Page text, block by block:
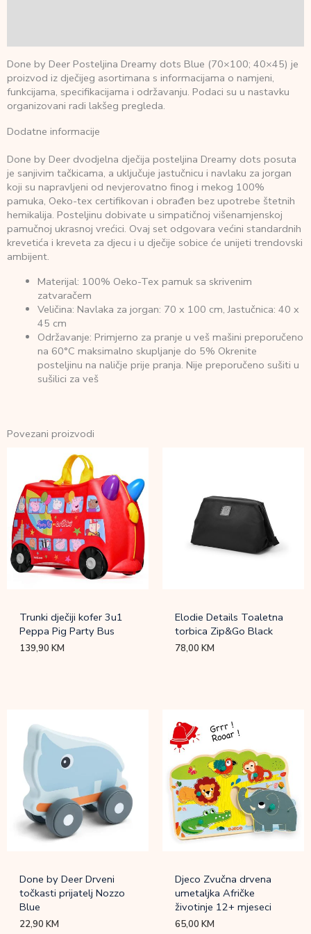
Done by Deer Posteljina Dreamy dots Blue (70×100; 40×45) je
proizvod iz dječijeg asortimana s informacijama o namjeni,
funkcijama, specifikacijama i održavanju. Podaci su u nastavku
organizovani radi lakšeg pregleda.
Dodatne informacije
Done by Deer dvodjelna dječija posteljina Dreamy dots posuta
je sanjivim tačkicama, a uključuje jastučnicu i navlaku za jorgan
koji su napravljeni od nevjerovatno finog i mekog 100%
pamuka, Oeko-tex certifikovan i obrađen bez upotrebe štetnih
hemikalija. Posteljinu dobivate u simpatičnoj višenamjenskoj
pamučnoj ukrasnoj vrećici. Ovaj set odgovara većini standardnih
krevetića i kreveta za djecu i u dječije sobice će unijeti trendovski
ambijent.
Materijal: 100% Oeko-Tex pamuk sa skrivenim
zatvaračem
Veličina: Navlaka za jorgan: 70 x 100 cm, Jastučnica: 40 x
45 cm
Održavanje: Primjerno za pranje u veš mašini preporučeno
na 60°C maksimalno skupljanje do 5% Okrenite
posteljinu na naličje prije pranja. Nije preporučeno sušiti u
sušilici za veš
Povezani proizvodi
Trunki dječiji kofer 3u1
Peppa Pig Party Bus
139,90KM
Elodie Details Toaletna
torbica Zip&Go Black
78,00KM
Done by Deer Drveni
točkasti prijatelj Nozzo
Blue
22,90KM
Djeco Zvučna drvena
umetaljka Afričke
životinje 12+ mjeseci
65,00KM